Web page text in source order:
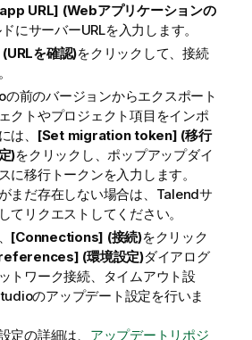
URL] (Webアプリケーションの
にサーバーURLを入力します。
を確認)をクリックして、接続
の前のバージョンからエクスポート
クトやプロジェクト項目をインポ
は、 [Set migration token] (移行
)をクリックし、ポップアップダイ
に移行トークンを入力します。
まだ存在しない場合は、 Talendサ
てリクエストしてください。
[Connections] (接続)をクリック
(環境設定)ダイアログ
トワーク接続、タイムアウト設
のアップデート設定を行いま
定の詳細は、 アップデートリポジ